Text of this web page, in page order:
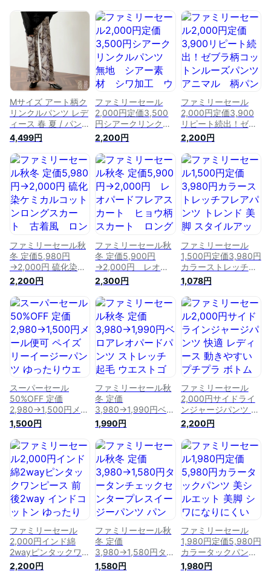
Mサイズ アート柄ク
リンクルパンツ レデ
ィース 春 夏 / パンツ
イージーパンツ クリ
ンクルパンツ ウエス
トゴム アート柄 総
柄 ウエストゴム
2022S/S 2022SS
4,499円
ファミリーセール
2,000円定価3,500
円シアークリンクル
パンツ 無地 シア
ー素材 シワ加工
ウエストゴム パン
ツ ボトムス メロ
ウ ゆったり 春
新作
2,200円
ファミリーセール
2,000円定価3,900
リピート続出！ゼブ
ラ柄コットンルーズ
パンツ アニマル 柄
パンツ ウエストゴム
サファリ ゼブラ
パンツ 春夏 イー
ジーパンツ
2,200円
ファミリーセール秋
冬 定価5,980円
→2,000円 硫化染ケ
ミカルコットンロン
グスカート 古着
風 ロングスカー
ト スカート ボト
ムス リメイク風
ゆったり ウエスト
ゴム jolielle ジョリ
エル
2,200円
ファミリーセール秋
冬 定価5,900円
→2,000円 レオパ
ードフレアスカー
ト ヒョウ柄スカー
ト ロングスカー
ト マーメイドシル
エット レオパー
ド ウエストゴム 細
見え サイドジップ
jolielle ジョリエル
アニマル22
2,300円
ファミリーセール
1,500円定価3,980円
カラーストレッチフ
レアパンツ トレンド
美脚 スタイルアップ
伸縮 動きやすい ウ
エストゴム イージー
パンツ ポンチ カラ
ーパンツ ボトムス
夏 ゆったり プチプ
ラ jolielle お洒落 フ
ァッション レディー
ス
1,078円
スーパーセール
50%OFF 定価
2,980→1,500円メー
ル便可 ペイズリーイ
ージーパンツ ゆった
りウエストゴム ワン
マイル 大人 ビンテ
ージ 柄パンツ ボト
ムス 柄パンツ さら
り質感 ドライタッチ
プチプラ jolielle 大人
カジュアル ポリエス
テル SNS インスタ
グラマー
1,500円
ファミリーセール秋
冬 定価
3,980→1,990円ベロ
アレオパードパンツ
ストレッチ 起毛 ウ
エストゴム 豹柄 柄
パンツ ボトムス ゆ
ったり ベルベット
秋冬 プチプラ 韓国
ファッション jolielle
アニマル22
1,990円
ファミリーセール
2,000円サイドライ
ンジャージパンツ 快
適 レディース 動き
やすい プチプラ ボ
トムス パンツ ライ
ンパンツ スポーツ
ウエストゴム 紐付
お洒落 jolielle
2,200円
ファミリーセール
2,000円インド綿
2wayピンタックワン
ピース 前後2way イ
ンドコットン ゆった
2,200円
ファミリーセール秋
冬 定価
3,980→1,580円ター
タンチェックセンタ
ープレスイージーパ
1,580円
ファミリーセール
1,980円定価5,980円
カラータックパンツ
美シルエット 美脚
シワになりにくい テ
1,980円